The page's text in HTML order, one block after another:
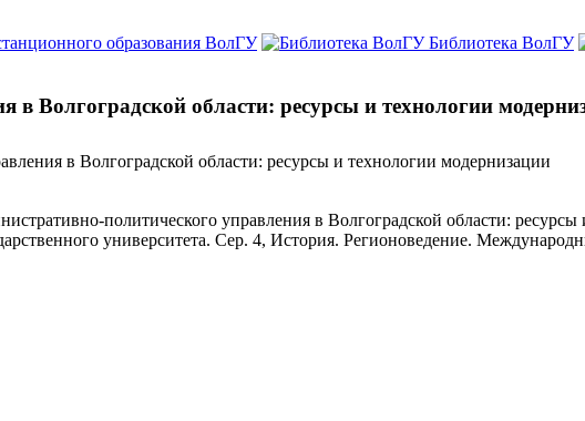
образования ВолГУ Библиотека ВолГУ
в Волгоградской области: ресурсы и технологии
в Волгоградской области: ресурсы и технологии модернизации
политического управления в Волгоградской области:
университета. Сер. 4, История. Регионоведение.